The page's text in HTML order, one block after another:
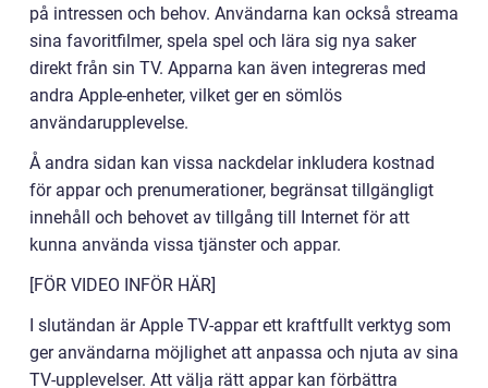
på intressen och behov. Användarna kan också streama
sina favoritfilmer, spela spel och lära sig nya saker
direkt från sin TV. Apparna kan även integreras med
andra Apple-enheter, vilket ger en sömlös
användarupplevelse.
Å andra sidan kan vissa nackdelar inkludera kostnad
för appar och prenumerationer, begränsat tillgängligt
innehåll och behovet av tillgång till Internet för att
kunna använda vissa tjänster och appar.
[FÖR VIDEO INFÖR HÄR]
I slutändan är Apple TV-appar ett kraftfullt verktyg som
ger användarna möjlighet att anpassa och njuta av sina
TV-upplevelser. Att välja rätt appar kan förbättra